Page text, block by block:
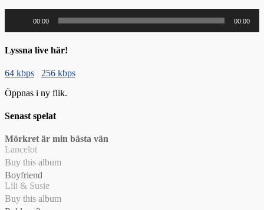
00:00 00:00
Lyssna live här!
64 kbps
256 kbps
Öppnas i ny flik.
Senast spelat
Mörkret är min bästa vän
Lancelot
Buy this album
Boyfriend
Lili & Susie
Buy this album